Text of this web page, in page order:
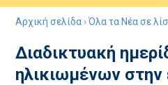
Αρχική σελίδα ›Όλα τα Νέα σε
Διαδικτυακή
ηλικιωμένων στην